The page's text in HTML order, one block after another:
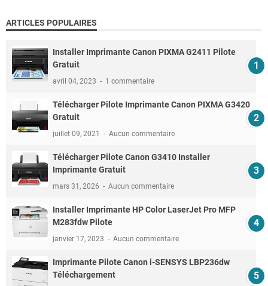
ARTICLES POPULAIRES
Installer Imprimante Canon PIXMA G2411 Pilote
Gratuit
avril 04, 2023 1 commentaire
Télécharger Pilote Imprimante Canon PIXMA G3420
Gratuit
juillet 09, 2021 Aucun commentaire
Télécharger Pilote Canon G3410 Installer
Imprimante Gratuit
mars 31, 2026 Aucun commentaire
Installer Imprimante HP Color LaserJet Pro MFP
M283fdw Pilote
janvier 17, 2023 Aucun commentaire
Imprimante Pilote Canon i-SENSYS LBP236dw
Téléchargement